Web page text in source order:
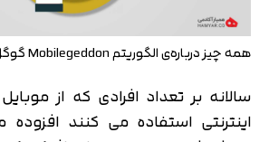
همه چیز درباره‌ی الگوریتم Mobilegeddon گوگل
سالانه بر تعداد افرادی که از
اینترنتی استفاده می کنند